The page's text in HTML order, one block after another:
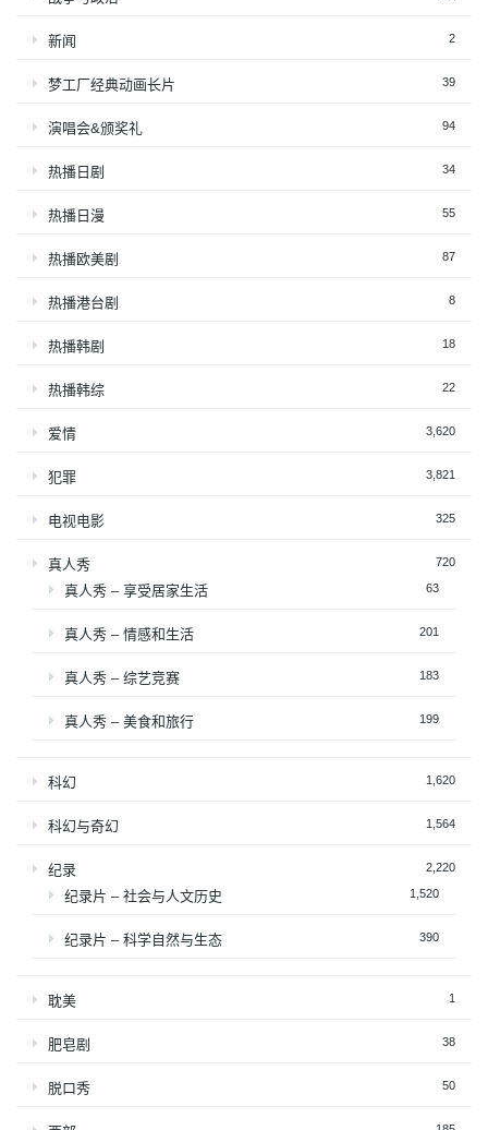
新闻 2
梦工厂经典动画长片 39
演唱会&颁奖礼 94
热播日剧 34
热播日漫 55
热播欧美剧 87
热播港台剧 8
热播韩剧 18
热播韩综 22
爱情 3,620
犯罪 3,821
电视电影 325
真人秀 720
真人秀 – 享受居家生活 63
真人秀 – 情感和生活 201
真人秀 – 综艺竞赛 183
真人秀 – 美食和旅行 199
科幻 1,620
科幻与奇幻 1,564
纪录 2,220
纪录片 – 社会与人文历史 1,520
纪录片 – 科学自然与生态 390
耽美 1
肥皂剧 38
脱口秀 50